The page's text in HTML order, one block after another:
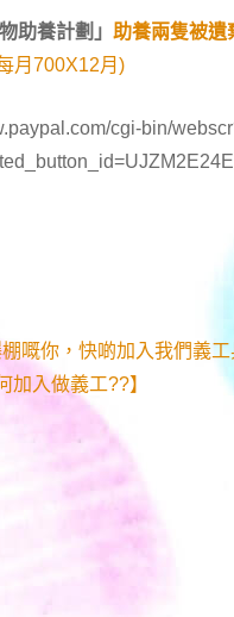
助養計劃 」 助養兩隻被遺
月700X12月)
cgi-bin/
嘅你，快啲加入我們義
加入做義工??】